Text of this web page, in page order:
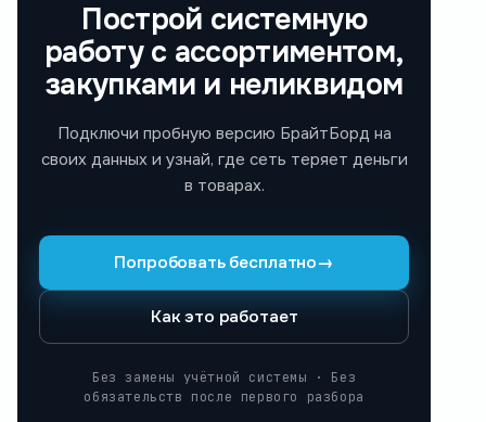
Построй системную
работу с ассортиментом,
закупками и неликвидом
Подключи пробную версию БрайтБорд на
своих данных и узнай, где сеть теряет деньги
в товарах.
Попробовать бесплатно→
Как это работает
Без замены учётной системы · Без
обязательств после первого разбора